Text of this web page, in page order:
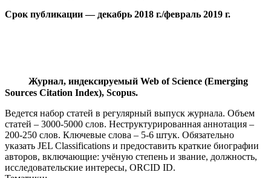
Срок публикации — декабрь 2018 г./февраль 2019 г.
Журнал, индексируемый Web of Science (Emerging
Sources Citation Index), Scopus.
Ведется набор статей в регулярный выпуск журнала. Объем
статей – 3000-5000 слов. Неструктурированная аннотация –
200-250 слов. Ключевые слова – 5-6 штук. Обязательно
указать JEL Classifications и предоставить краткие биографии
авторов, включающие: учёную степень и звание, должность,
исследовательские интересы, ORCID ID.